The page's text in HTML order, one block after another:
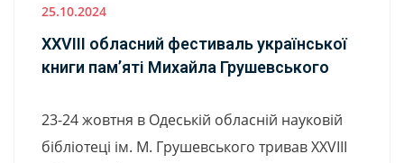
25.10.2024
ХХVІІІ обласний фестиваль української
книги пам’яті Михайла Грушевського
23-24 жовтня в Одеській обласній науковій
бібліотеці ім. М. Грушевського тривав ХХVІІІ